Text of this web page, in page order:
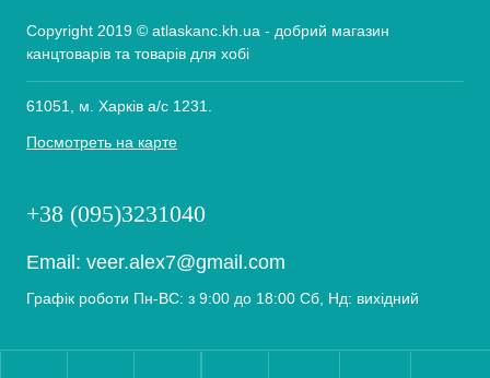
Copyright 2019 © atlaskanc.kh.ua - добрий магазин
канцтоварів та товарів для хобі
61051, м. Харків а/с 1231.
Посмотреть на карте
+38 (095)3231040
Email: veer.alex7@gmail.com
Графік роботи Пн-ВС: з 9:00 до 18:00 Сб, Нд: вихідний